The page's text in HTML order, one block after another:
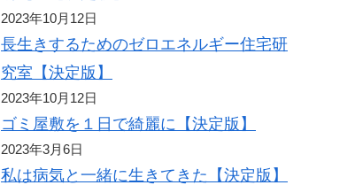
2023年10月12日
長生きするためのゼロエネルギー住宅研
究室【決定版】
2023年10月12日
ゴミ屋敷を１日で綺麗に【決定版】
2023年3月6日
私は病気と一緒に生きてきた【決定版】